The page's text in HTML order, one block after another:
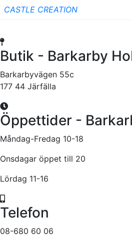
CASTLE CREATION
Butik - Barkarby
Barkarbyvägen 55c
177 44 Järfälla
Öppettider -
Måndag-Fredag 10-18
Onsdagar öppet till 20
Lördag 11-16
Telefon
08-680 60 06